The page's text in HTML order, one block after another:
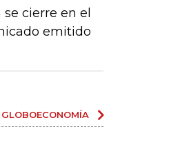
cierre en el
emitido